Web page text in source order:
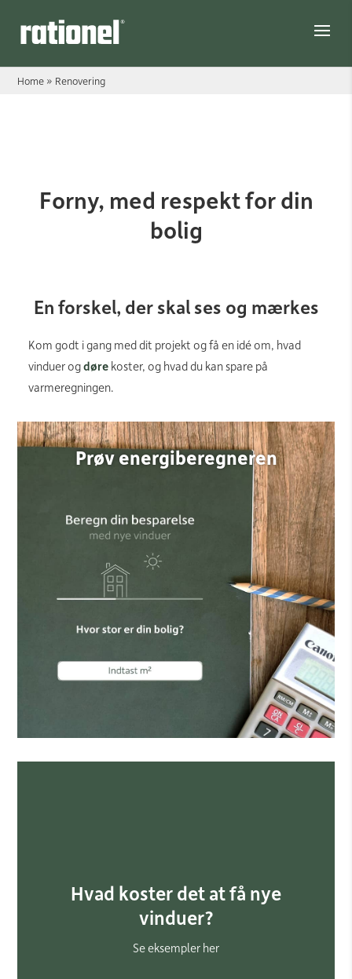
Home » Renovering
Forny, med respekt for din
bolig
En forskel, der skal ses og mærkes
Kom godt i gang med dit projekt og få en idé om, hvad
vinduer ogdørekoster, og hvad du kan spare på
varmeregningen.
Prøv energiberegneren
Hvad koster det at få nye
vinduer?
Se eksempler her